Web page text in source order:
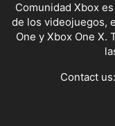
Comunidad Xbox
de los videojuegos,
One y Xbox One X.
Contact us: